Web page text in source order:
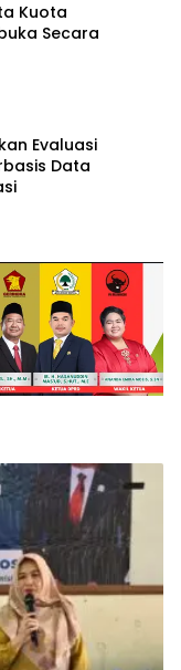
Kuota
Secara
Evaluasi
Data